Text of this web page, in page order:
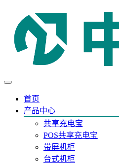
首页
产品中心
共享充电宝
POS共享充电宝
带屏机柜
台式机柜